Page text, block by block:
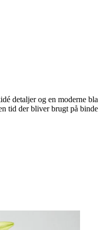
detaljer og en moderne
tid der bliver brugt på